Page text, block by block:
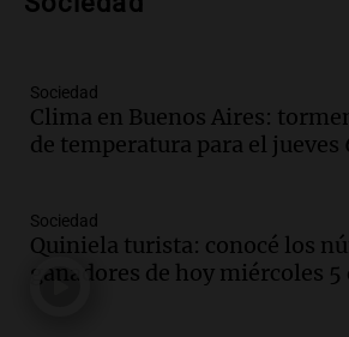
al mercado argentino
Audio.
Mundial de Natación de
récords y atletas de 20
Audio.Conductor
accidente fatal en San
Sociedad
Clima en Buenos Aires:
de temperatura para el jueves
Sociedad
Quiniela turista: conocé los
ganadores de hoy miércoles 5